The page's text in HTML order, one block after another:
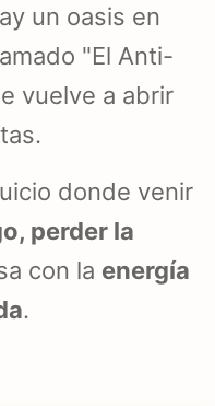
un oasis en
"El Anti-
vuelve a abrir
donde venir
perder la
con la energía
.